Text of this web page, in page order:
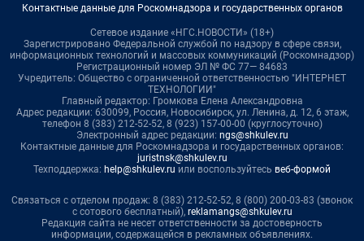
Контактные данные для Роскомнадзора и государственных органов
Сетевое издание «НГС.НОВОСТИ» (18+)
Зарегистрировано Федеральной службой по надзору в сфере связи,
информационных технологий и массовых коммуникаций (Роскомнадзор)
Регистрационный номер ЭЛ № ФС 77— 84683
Учредитель: Общество с ограниченной ответственностью "ИНТЕРНЕТ
ТЕХНОЛОГИИ"
Главный редактор: Громкова Елена Александровна
Адрес редакции: 630099, Россия, Новосибирск, ул. Ленина, д. 12, 6 этаж,
телефон 8 (383) 212-52-52, 8 (923) 157-00-00 (круглосуточно)
Электронный адрес редакции: ngs@shkulev.ru
Контактные данные для Роскомнадзора и государственных органов:
juristnsk@shkulev.ru
Техподдержка: help@shkulev.ru или воспользуйтесь веб-формой
Связаться с отделом продаж: 8 (383) 212-52-52, 8 (800) 200-03-83 (звонок
с сотового бесплатный), reklamangs@shkulev.ru
Редакция сайта не несет ответственности за достоверность
информации, содержащейся в рекламных объявлениях.